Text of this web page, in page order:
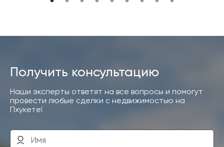
Получить консультацию
Наши эксперты ответят на все вопросы и помогут
провести любые сделки с недвижимостью на
Пхукете!